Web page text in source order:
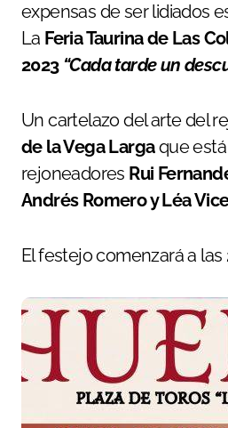
expensas de ser lidiados
La Feria Taurina de Las
2023 “Cada tarde un
Un cartelazo del arte del
de la Vega Largaque
rejoneadores Rui
Andrés Romero y Léa
El festejo comenzará a las